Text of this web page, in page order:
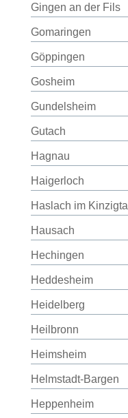
Gingen an der Fils
Gomaringen
Göppingen
Gosheim
Gundelsheim
Gutach
Hagnau
Haigerloch
Haslach im Kinzigtal
Hausach
Hechingen
Heddesheim
Heidelberg
Heilbronn
Heimsheim
Helmstadt-Bargen
Heppenheim